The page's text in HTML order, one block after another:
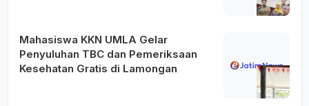
Mahasiswa KKN UMLA Gelar
Penyuluhan TBC dan Pemeriksaan
Kesehatan Gratis di Lamongan